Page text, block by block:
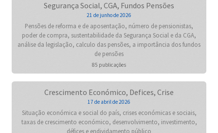
Segurança Social, CGA, Fundos Pensões
21 de junho de 2026
Pensões de reforma e de aposentação, número de pensionistas,
poder de compra, sustentabilidade da Segurança Social e da CGA,
análise da legislação, calculo das pensões, a importância dos fundos
de pensões
85 publicações
Crescimento Económico, Defices, Crise
17 de abril de 2026
Situação económica e social do país, crises económicas e sociais,
taxas de crescimento económico, desenvolvimento, investimento,
défices e endividamento público